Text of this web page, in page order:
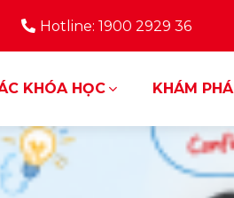
Hotline: 1900 2929 36
KHÓA HỌC KHÁM PHÁ